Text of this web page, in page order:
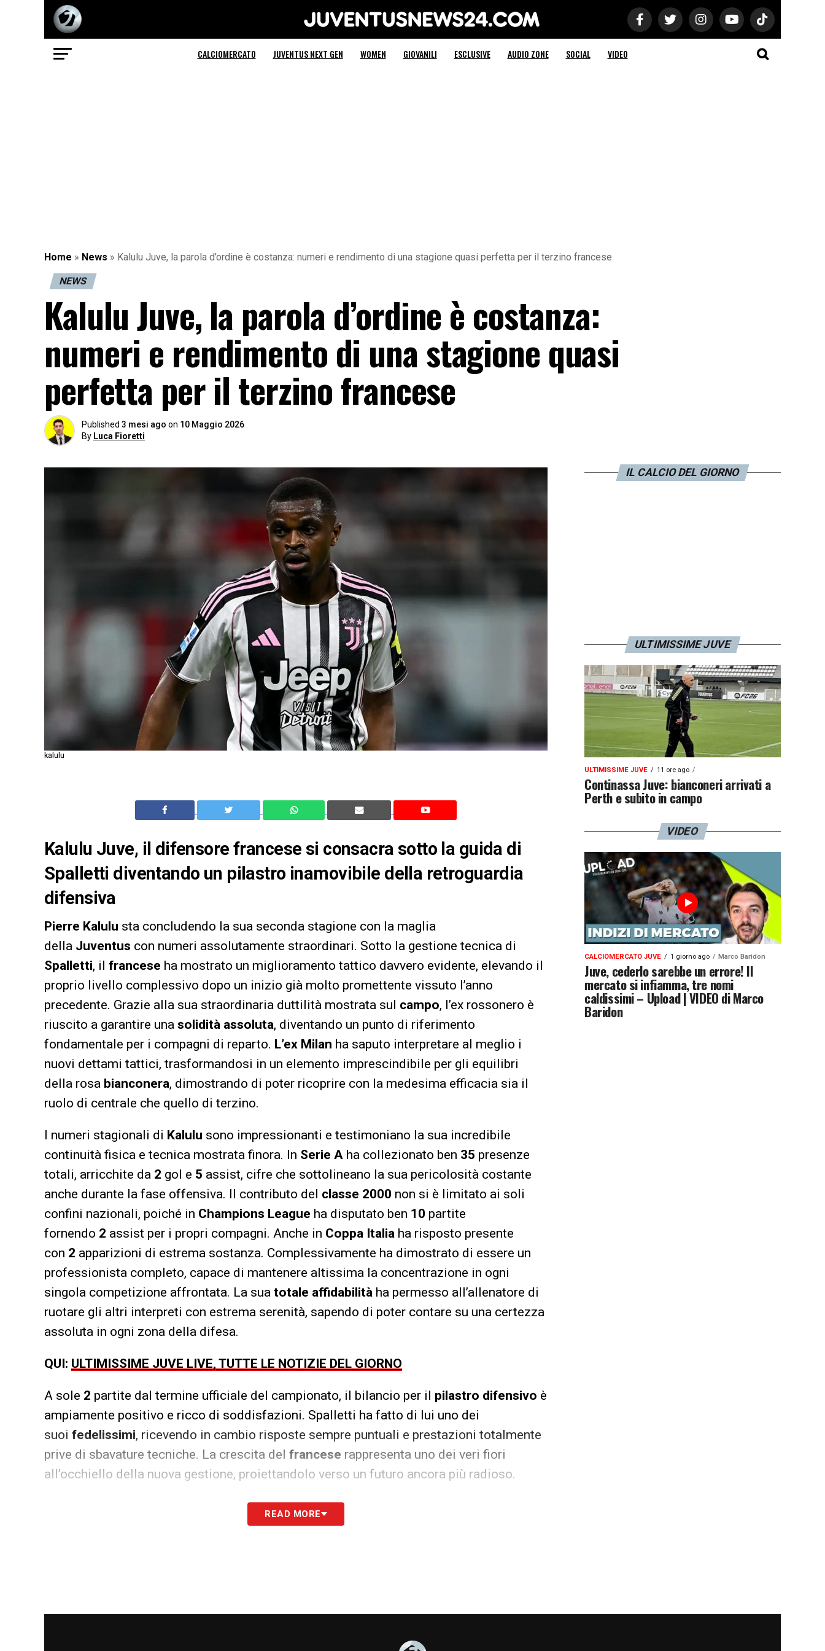
Juventus News 24
CALCIOMERCATO JUVENTUS NEXT GEN WOMEN GIOVANILI ESCLUSIVE AUDIO ZONE SOCIAL VIDEO
Home » News » Kalulu Juve, la parola d’ordine è costanza: numeri e rendimento di una stagione quasi perfetta per il terzino francese
NEWS
Kalulu Juve, la parola d’ordine è costanza:
numeri e rendimento di una stagione quasi
perfetta per il terzino francese
Published 3 mesi ago on 10 Maggio 2026
By Luca Fioretti
kalulu
Kalulu Juve, il difensore francese si consacra sotto la guida di
Spalletti diventando un pilastro inamovibile della retroguardia
difensiva
Pierre Kalulu sta concludendo la sua seconda stagione con la maglia
della Juventus con numeri assolutamente straordinari. Sotto la gestione tecnica di
Spalletti, il francese ha mostrato un miglioramento tattico davvero evidente, elevando il
proprio livello complessivo dopo un inizio già molto promettente vissuto l’anno
precedente. Grazie alla sua straordinaria duttilità mostrata sul campo, l’ex rossonero è
riuscito a garantire una solidità assoluta, diventando un punto di riferimento
fondamentale per i compagni di reparto. L’ex Milan ha saputo interpretare al meglio i
nuovi dettami tattici, trasformandosi in un elemento imprescindibile per gli equilibri
della rosa bianconera, dimostrando di poter ricoprire con la medesima efficacia sia il
ruolo di centrale che quello di terzino.
I numeri stagionali di Kalulu sono impressionanti e testimoniano la sua incredibile
continuità fisica e tecnica mostrata finora. In Serie A ha collezionato ben 35 presenze
totali, arricchite da 2 gol e 5 assist, cifre che sottolineano la sua pericolosità costante
anche durante la fase offensiva. Il contributo del classe 2000 non si è limitato ai soli
confini nazionali, poiché in Champions League ha disputato ben 10 partite
fornendo 2 assist per i propri compagni. Anche in Coppa Italia ha risposto presente
con 2 apparizioni di estrema sostanza. Complessivamente ha dimostrato di essere un
professionista completo, capace di mantenere altissima la concentrazione in ogni
singola competizione affrontata. La sua totale affidabilità ha permesso all’allenatore di
ruotare gli altri interpreti con estrema serenità, sapendo di poter contare su una certezza
assoluta in ogni zona della difesa.
QUI: ULTIMISSIME JUVE LIVE, TUTTE LE NOTIZIE DEL GIORNO
A sole 2 partite dal termine ufficiale del campionato, il bilancio per il pilastro difensivo è
ampiamente positivo e ricco di soddisfazioni. Spalletti ha fatto di lui uno dei
suoi fedelissimi, ricevendo in cambio risposte sempre puntuali e prestazioni totalmente
prive di sbavature tecniche. La crescita del francese rappresenta uno dei veri fiori
all’occhiello della nuova gestione, proiettandolo verso un futuro ancora più radioso.
LA PLAYLIST DELLE NOSTRE TOP NEWSREAD MORE
IL CALCIO DEL GIORNO
ULTIMISSIME JUVE
ULTIMISSIME JUVE 11 ore ago
Continassa Juve: bianconeri arrivati a
Perth e subito in campo
VIDEO
CALCIOMERCATO JUVE 1 giorno ago Marco Baridon
Juve, cederlo sarebbe un errore! Il
mercato si infiamma, tre nomi
caldissimi – Upload | VIDEO di Marco
Baridon